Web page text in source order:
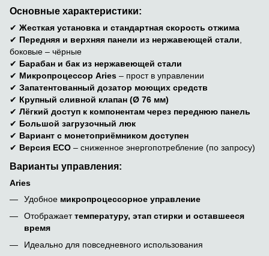
Основные характеристики:
✔ Жесткая установка и стандартная скорость отжима
✔ Передняя и верхняя панели из нержавеющей стали
боковые – чёрные
✔ Барабан и бак из нержавеющей стали
✔ Микропроцессор Aries – прост в управлении
✔ Запатентованный дозатор моющих средств
✔ Крупный сливной клапан (Ø 76 мм)
✔ Лёгкий доступ к компонентам через переднюю панель
✔ Большой загрузочный люк
✔ Вариант с монетоприёмником доступен
✔ Версия ECO – сниженное энергопотребление (по запросу)
Варианты управления:
Aries
Удобное микропроцессорное управление
Отображаеттемпературу, этап стирки и оставшееся
время
Идеально для повседневного использования